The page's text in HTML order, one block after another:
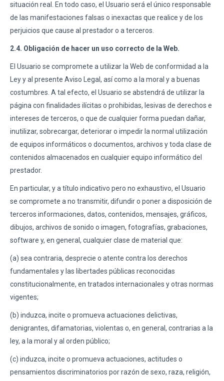
situación real. En todo caso, el Usuario será el único responsable
de las manifestaciones falsas o inexactas que realice y de los
perjuicios que cause al prestador o a terceros.
2.4. Obligación de hacer un uso correcto de la Web.
El Usuario se compromete a utilizar la Web de conformidad a la
Ley y al presente Aviso Legal, así como a la moral y a buenas
costumbres. A tal efecto, el Usuario se abstendrá de utilizar la
página con finalidades ilícitas o prohibidas, lesivas de derechos e
intereses de terceros, o que de cualquier forma puedan dañar,
inutilizar, sobrecargar, deteriorar o impedir la normal utilización
de equipos informáticos o documentos, archivos y toda clase de
contenidos almacenados en cualquier equipo informático del
prestador.
En particular, y a título indicativo pero no exhaustivo, el Usuario
se compromete a no transmitir, difundir o poner a disposición de
terceros informaciones, datos, contenidos, mensajes, gráficos,
dibujos, archivos de sonido o imagen, fotografías, grabaciones,
software y, en general, cualquier clase de material que:
(a) sea contraria, desprecie o atente contra los derechos
fundamentales y las libertades públicas reconocidas
constitucionalmente, en tratados internacionales y otras normas
vigentes;
(b) induzca, incite o promueva actuaciones delictivas,
denigrantes, difamatorias, violentas o, en general, contrarias a la
ley, a la moral y al orden público;
(c) induzca, incite o promueva actuaciones, actitudes o
pensamientos discriminatorios por razón de sexo, raza, religión,